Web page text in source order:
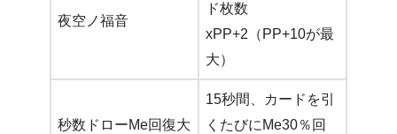
夜空ノ福音
ド枚数
xPP+2（PP+10が最
大）
秒数ドローMe回復大
15秒間、カードを引
くたびにMe30％回